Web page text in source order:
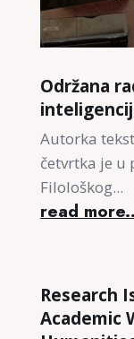
Održana
Autorka
četvrtka je
Filološkog...
read
Research
Academic